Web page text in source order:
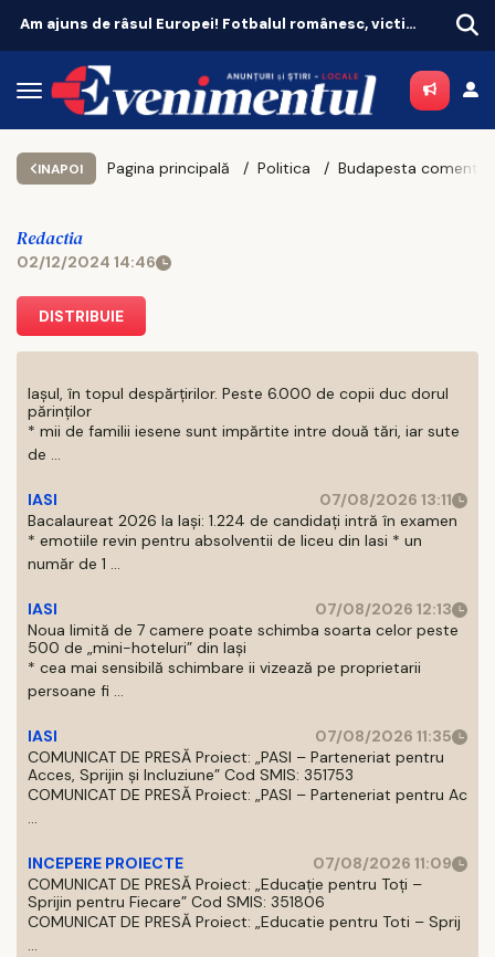
Am ajuns de râsul Europei! Fotbalul românesc, victima propriei aroganțe
INAPOI Pagina principală Politica
Redactia
02/12/2024 14:46
DISTRIBUIE
Iașul, în topul despărțirilor. Peste 6.000 de copii duc dorul
părinților
* mii de familii iesene sunt impărtite intre două tări, iar sute
de ...
IASI
07/08/2026 13:11
Bacalaureat 2026 la Iași: 1.224 de candidați intră în examen
* emotiile revin pentru absolventii de liceu din Iasi * un
număr de 1 ...
IASI
07/08/2026 12:13
Noua limită de 7 camere poate schimba soarta celor peste
500 de „mini-hoteluri” din Iași
* cea mai sensibilă schimbare ii vizează pe proprietarii
persoane fi ...
IASI
07/08/2026 11:35
COMUNICAT DE PRESĂ Proiect: „PASI – Parteneriat pentru
Acces, Sprijin și Incluziune” Cod SMIS: 351753
COMUNICAT DE PRESĂ Proiect: „PASI – Parteneriat pentru Ac
...
INCEPERE PROIECTE
07/08/2026 11:09
COMUNICAT DE PRESĂ Proiect: „Educație pentru Toți –
Sprijin pentru Fiecare” Cod SMIS: 351806
COMUNICAT DE PRESĂ Proiect: „Educatie pentru Toti – Sprij
...